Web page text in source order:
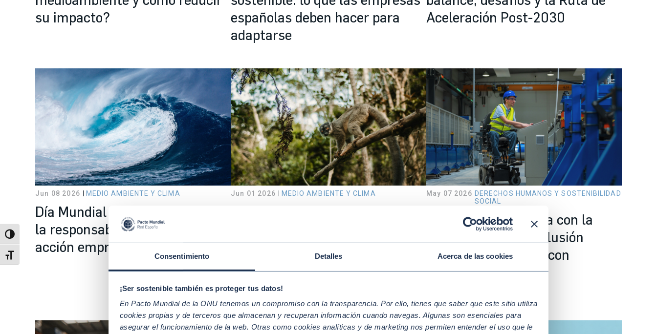
Alternar alto contraste
Alternar tamaño de letra Consentimiento Detalles Acerca de las cookies
¡Ser sostenible también es proteger tus datos!
En Pacto Mundial de la ONU tenemos un compromiso con la transparencia. Por ello, tienes que saber que este sitio utiliza
cookies propias y de terceros que almacenan y recuperan información cuando navegas. Algunas son esenciales para
asegurar el funcionamiento de la web. Otras como cookies analíticas y de marketing nos permiten entender el uso que le
su impacto?
españolas deben hacer para
adaptarse
Aceleración Post-2030
Jun 08 2026 MEDIO AMBIENTE Y CLIMA
Día Mundial de los Océanos: de
la responsabilidad social a la
acción empresarial
Jun 01 2026 MEDIO AMBIENTE Y CLIMA
‘Mover por el Planeta’
May 07 2026 DERECHOS HUMANOS Y SOSTENIBILIDAD
SOCIAL
¿Cumple tu empresa con la
normativa sobre inclusión
laboral de personas con
discapacidad?